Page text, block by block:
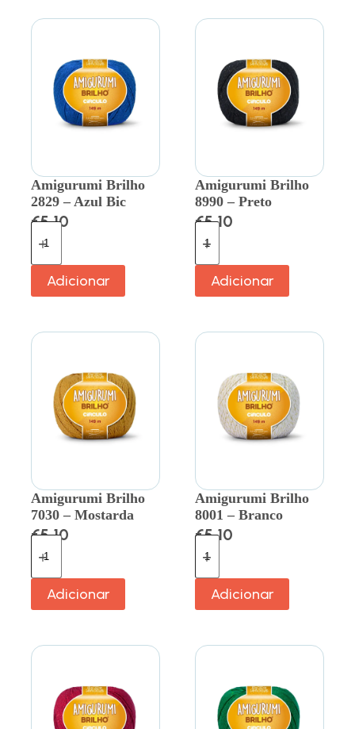
Amigurumi Brilho
2829 – Azul Bic
€5.10
Adicionar
Amigurumi Brilho
8990 – Preto
€5.10
Adicionar
Amigurumi Brilho
7030 – Mostarda
€5.10
Adicionar
Amigurumi Brilho
8001 – Branco
€5.10
Adicionar